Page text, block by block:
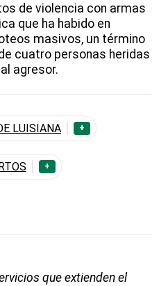
de violencia con armas
que ha habido en
masivos, un término
cuatro personas heridas
agresor.
LUISIANA
+
+
que extienden el